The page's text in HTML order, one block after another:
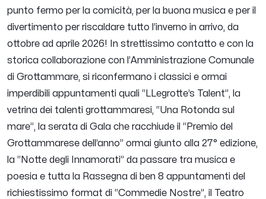
punto fermo per la comicità, per la buona musica e per il
divertimento per riscaldare tutto l’inverno in arrivo, da
ottobre ad aprile 2026! In strettissimo contatto e con la
storica collaborazione con l’Amministrazione Comunale
di Grottammare, si riconfermano i classici e ormai
imperdibili appuntamenti quali “LLegrotte’s Talent”, la
vetrina dei talenti grottammaresi, “Una Rotonda sul
mare”, la serata di Gala che racchiude il “Premio del
Grottammarese dell’anno” ormai giunto alla 27° edizione,
la “Notte degli Innamorati” da passare tra musica e
poesia e tutta la Rassegna di ben 8 appuntamenti del
richiestissimo format di “Commedie Nostre”, il Teatro